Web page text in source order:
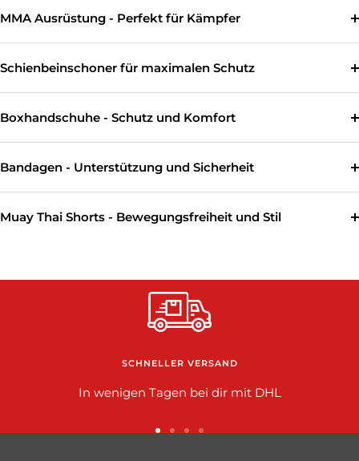
MMA Ausrüstung - Perfekt für Kämpfer
Schienbeinschoner für maximalen Schutz
Boxhandschuhe - Schutz und Komfort
Bandagen - Unterstützung und Sicherheit
Muay Thai Shorts - Bewegungsfreiheit und Stil
SCHNELLER VERSAND
In wenigen Tagen bei dir mit DHL